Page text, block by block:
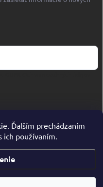
Ďalším prechádzaním
ich používaním.